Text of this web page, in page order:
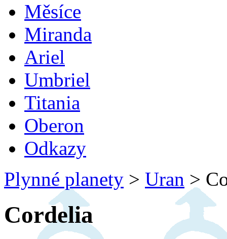
Měsíce
Miranda
Ariel
Umbriel
Titania
Oberon
Odkazy
Plynné planety > Uran >
Cordelia